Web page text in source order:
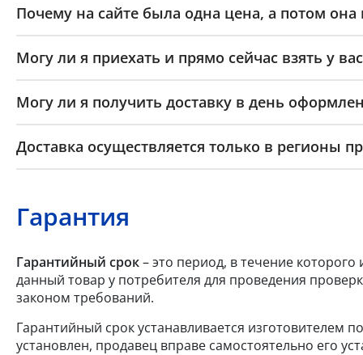
Почему на сайте была одна цена, а потом она
Могу ли я приехать и прямо сейчас взять у
Могу ли я получить доставку в день
Доставка осуществляется только в регионы
Гарантия
Гарантийный срок– это период, в течение которого
данный товар у потребителя для проведения
законом требований.
Гарантийный срок устанавливается изготовителем
установлен, продавец вправе самостоятельно его